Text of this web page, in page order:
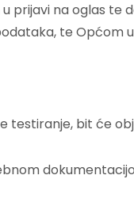
na oglas te
te Općom
testiranje, bit će